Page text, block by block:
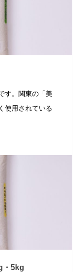
す。関東の「美
使用されている
・5kg